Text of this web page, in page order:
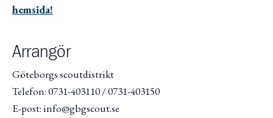
hemsida!
Arrangör
Göteborgs scoutdistrikt
Telefon: 0731-403110 / 0731-403150
E-post: info@gbgscout.se